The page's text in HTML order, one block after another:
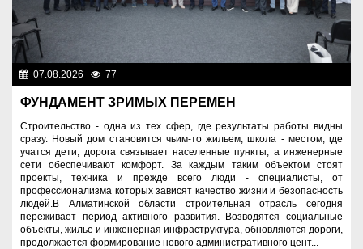
07.08.2026 77
ФУНДАМЕНТ ЗРИМЫХ ПЕРЕМЕН
Строительство - одна из тех сфер, где результаты работы видны
сразу. Новый дом становится чьим-то жильем, школа - местом, где
учатся дети, дорога связывает населенные пункты, а инженерные
сети обеспечивают комфорт. За каждым таким объектом стоят
проекты, техника и прежде всего люди - специалисты, от
профессионализма которых зависят качество жизни и безопасность
людей.В Алматинской области строительная отрасль сегодня
переживает период активного развития. Возводятся социальные
объекты, жилье и инженерная инфраструктура, обновляются дороги,
продолжается формирование нового административного цент...